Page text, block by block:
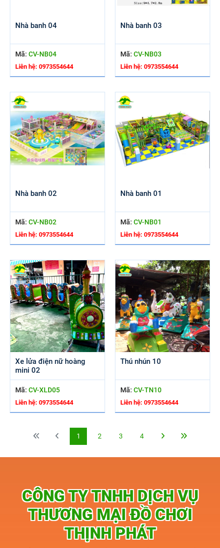
Nhà banh 04
Mã: CV-NB04
Liên hệ: 0973554644
Nhà banh 03
Mã: CV-NB03
Liên hệ: 0973554644
Nhà banh 02
Mã: CV-NB02
Liên hệ: 0973554644
Nhà banh 01
Mã: CV-NB01
Liên hệ: 0973554644
Xe lửa điện nữ hoàng
mini 02
Mã: CV-XLD05
Liên hệ: 0973554644
Thú nhún 10
Mã: CV-TN10
Liên hệ: 0973554644
1 2 3 4
CÔNG TY TNHH DỊCH VỤ
THƯƠNG MẠI ĐỒ CHƠI
THỊNH PHÁT